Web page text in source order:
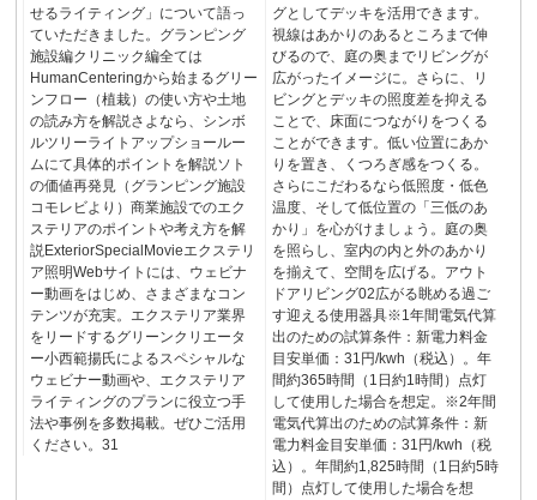
せるライティング」について語っ
ていただきました。グランピング
施設編クリニック編全ては
HumanCenteringから始まるグリー
ンフロー（植栽）の使い方や土地
の読み方を解説さよなら、シンボ
ルツリーライトアップショールー
ムにて具体的ポイントを解説ソト
の価値再発見（グランピング施設
コモレビより）商業施設でのエク
ステリアのポイントや考え方を解
説ExteriorSpecialMovieエクステリ
ア照明Webサイトには、ウェビナ
ー動画をはじめ、さまざまなコン
テンツが充実。エクステリア業界
をリードするグリーンクリエータ
ー小西範揚氏によるスペシャルな
ウェビナー動画や、エクステリア
ライティングのプランに役立つ手
法や事例を多数掲載。ぜひご活用
ください。31
グとしてデッキを活用できます。
視線はあかりのあるところまで伸
びるので、庭の奥までリビングが
広がったイメージに。さらに、リ
ビングとデッキの照度差を抑える
ことで、床面につながりをつくる
ことができます。低い位置にあか
りを置き、くつろぎ感をつくる。
さらにこだわるなら低照度・低色
温度、そして低位置の「三低のあ
かり」を心がけましょう。庭の奥
を照らし、室内の内と外のあかり
を揃えて、空間を広げる。アウト
ドアリビング02広がる眺める過ご
す迎える使用器具※1年間電気代算
出のための試算条件：新電力料金
目安単価：31円/kwh（税込）。年
間約365時間（1日約1時間）点灯
して使用した場合を想定。※2年間
電気代算出のための試算条件：新
電力料金目安単価：31円/kwh（税
込）。年間約1,825時間（1日約5時
間）点灯して使用した場合を想